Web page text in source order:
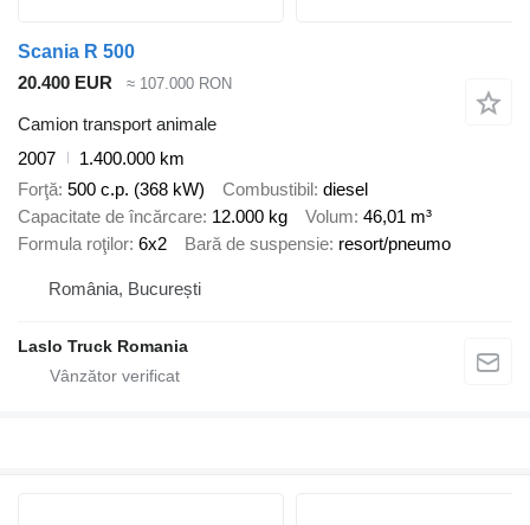
Scania R 500
20.400 EUR
≈ 107.000 RON
Camion transport animale
2007
1.400.000 km
Forţă 500 c.p. (368 kW) Combustibil diesel
Capacitate de încărcare 12.000 kg Volum 46,01 m³
Formula roţilor 6x2 Bară de suspensie resort/pneumo
România, București
Laslo Truck Romania